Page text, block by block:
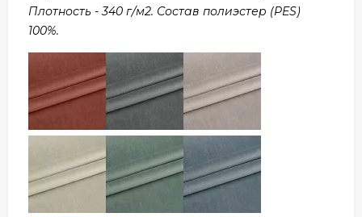
Плотность - 340 г/м2. Состав полиэстер (PES)
100%.